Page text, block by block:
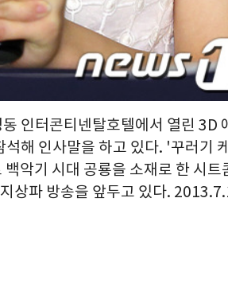
인터콘티넨탈호텔에서 열린 3D
해 인사말을 하고 있다. '꾸러기
악기 시대 공룡을 소재로 한 시트
상파 방송을 앞두고 있다.